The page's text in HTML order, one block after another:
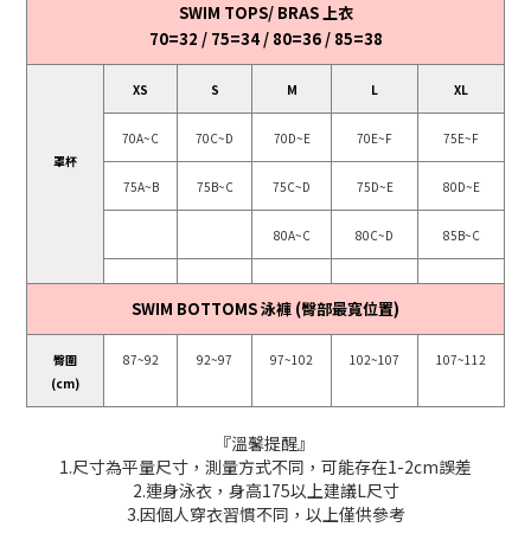
SWIM TOPS/ BRAS 上衣
70=32 / 75=34 / 80=36 / 85=38
罩杯
XS S M L XL
70A~C 70C~D 70D~E 70E~F 75E~F
75A~B 75B~C 75C~D 75D~E 80D~E
80A~C 80C~D 85B~C
SWIM BOTTOMS 泳褲 (臀部最寬位置)
臀圍
(cm)
87~92 92~97 97~102 102~107 107~112
『溫馨提醒』
1.尺寸為平量尺寸，測量方式不同，可能存在1-2cm誤差
2.連身泳衣，身高175以上建議L尺寸
3.因個人穿衣習慣不同，以上僅供參考立即購買